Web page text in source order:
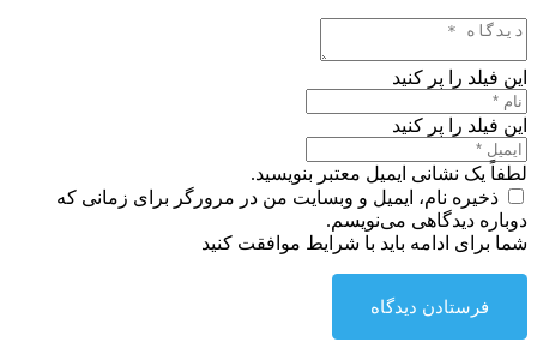
این فیلد را پر کنید
این فیلد را پر کنید
لطفاً یک نشانی ایمیل معتبر بنویسید.
ذخیره نام، ایمیل و وبسایت من در مرورگر برای زمانی که
دوباره دیدگاهی می‌نویسم.
شما برای ادامه باید با شرایط موافقت کنید
فرستادن دیدگاه